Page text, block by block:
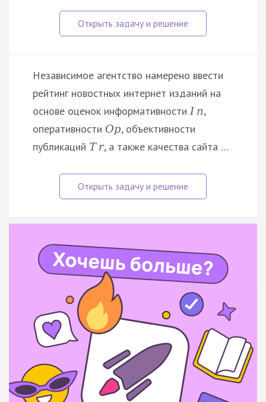
Независимое агентство намерено ввести
рейтинг новостных интернет изданий на
основе оценок информативностиI n,
оперативности Op, объективности
публикаций T r, а также качества сайта …